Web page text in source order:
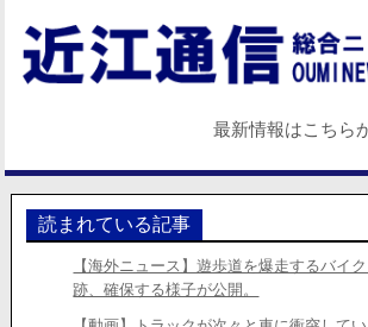
最新情報はこちら
読まれている記事
【海外ニュース】遊歩道を爆走するバイ
跡、確保する様子が公開。